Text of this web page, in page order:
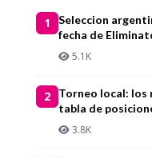
1
Seleccion
fecha de
5.1K
2
Torneo local: los
tabla de
3.8K